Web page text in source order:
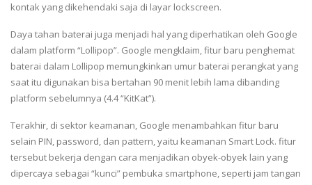
kontak yang dikehendaki saja di layar lockscreen.
Daya tahan baterai juga menjadi hal yang diperhatikan oleh Google
dalam platform “Lollipop”. Google mengklaim, fitur baru penghemat
baterai dalam Lollipop memungkinkan umur baterai perangkat yang
saat itu digunakan bisa bertahan 90 menit lebih lama dibanding
platform sebelumnya (4.4 “KitKat”).
Terakhir, di sektor keamanan, Google menambahkan fitur baru
selain PIN, password, dan pattern, yaitu keamanan Smart Lock. fitur
tersebut bekerja dengan cara menjadikan obyek-obyek lain yang
dipercaya sebagai “kunci” pembuka smartphone, seperti jam tangan